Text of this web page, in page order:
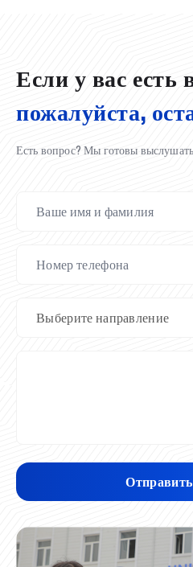
Если у вас есть
пожалуйста,
Есть вопрос? Мы готовы выслушать.
Отправить